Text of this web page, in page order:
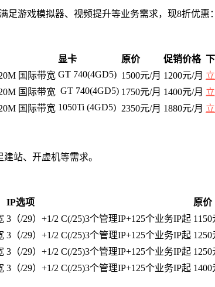
足游戏模拟器、视频提升等业务需求，现8折优惠：
显卡 原价 促销价格
国际带宽 GT 740(4GD5) 1500元/月 1200元/月
国际带宽 GT 740(4GD5) 1750元/月 1400元/月
国际带宽 1050Ti (4GD5) 2350元/月 1880元/月
站、开虚机等需求。
IP选项 原价
3（/29）+1/2 C(/25)3个管理IP+125个业务IP起 1150
3（/29）+1/2 C(/25)3个管理IP+125个业务IP起 1250
3（/29）+1/2 C(/25)3个管理IP+125个业务IP起 1250
3（/29）+1/2 C(/25)3个管理IP+125个业务IP起 1400